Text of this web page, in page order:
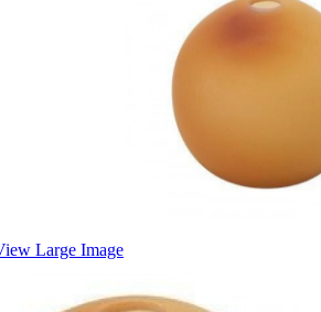
Large Image